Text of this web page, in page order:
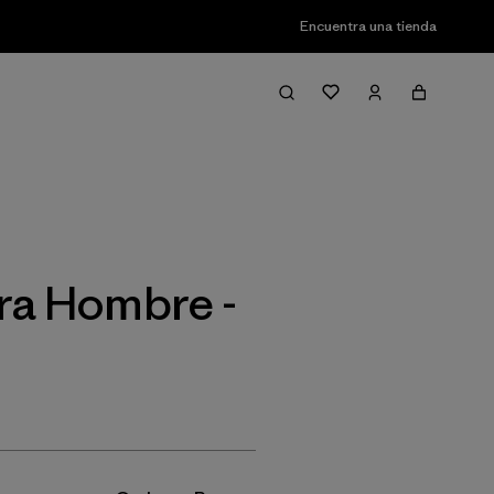
Encuentra una tienda
Filter & Sort
Hombre -